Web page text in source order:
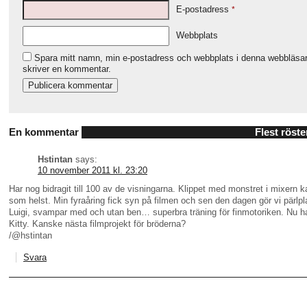
E-postadress *
Webbplats
Spara mitt namn, min e-postadress och webbplats i denna
skriver en kommentar.
En kommentar Flest
Hstintan says:
10 november 2011 kl. 23:20
Har nog bidragit till 100 av de visningarna. Klippet med monstret i mixern
som helst. Min fyraåring fick syn på filmen och sen den dagen gör vi
Luigi, svampar med och utan ben… superbra träning för finmotoriken. Nu
Kitty. Kanske nästa filmprojekt för bröderna?
/@hstintan
Svara